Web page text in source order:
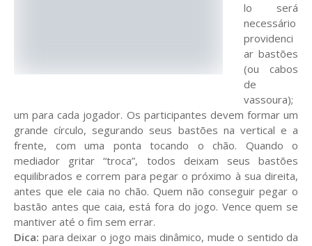
lo será
necessário
providenci
ar bastões
(ou cabos
de
vassoura);
um para cada jogador. Os participantes devem formar um
grande círculo, segurando seus bastões na vertical e a
frente, com uma ponta tocando o chão. Quando o
mediador gritar “troca”, todos deixam seus bastões
equilibrados e correm para pegar o próximo à sua direita,
antes que ele caia no chão. Quem não conseguir pegar o
bastão antes que caia, está fora do jogo. Vence quem se
mantiver até o fim sem errar.
Dica: para deixar o jogo mais dinâmico, mude o sentido da